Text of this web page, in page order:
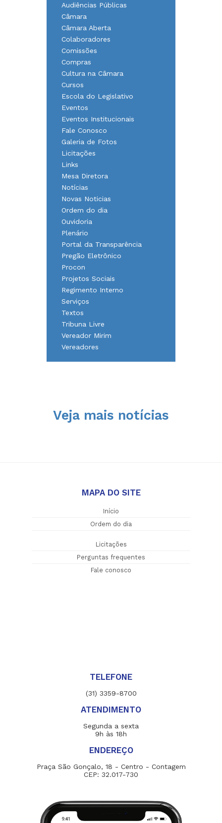
Audiências Públicas
Câmara
Câmara Aberta
Colaboradores
Comissões
Compras
Cultura na Câmara
Cursos
Escola do Legislativo
Eventos
Eventos Institucionais
Fale Conosco
Galeria de Fotos
Licitações
Links
Mesa Diretora
Notícias
Novas Noticias
Ordem do dia
Ouvidoria
Plenário
Portal da Transparência
Pregão Eletrônico
Procon
Projetos Sociais
Regimento Interno
Serviços
Textos
Tribuna Livre
Vereador Mirim
Vereadores
Veja mais notícias
MAPA DO SITE
Início
Ordem do dia
Licitações
Perguntas frequentes
Fale conosco
TELEFONE
(31) 3359-8700
ATENDIMENTO
Segunda a sexta
9h às 18h
ENDEREÇO
Praça São Gonçalo, 18 - Centro - Contagem
CEP: 32.017-730